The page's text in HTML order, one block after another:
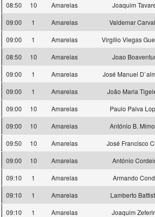
08:50
10 Amarelas
Joaquim
09:00
1 Amarelas
Valdemar
09:00
1 Amarelas
Virgílio Viegas
08:50
10 Amarelas
Joao
09:00
1 Amarelas
José Manuel
09:00
1 Amarelas
João Maria
09:00
10 Amarelas
Paulo Paiva
09:00
10 Amarelas
António B.
09:50
10 Amarelas
José Francisco
09:00
10 Amarelas
António
09:10
1 Amarelas
Armando
09:10
1 Amarelas
Lamberto
09:10
1 Amarelas
Joaquim